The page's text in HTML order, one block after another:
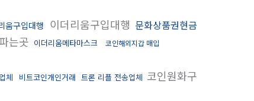
움구입대행 이더리움구입대행 문화상품권현금
는곳 이더리움메타마스크 코인해외지갑 매입
체 비트코인개인거래 트론 리플 전송업체 코인원화구